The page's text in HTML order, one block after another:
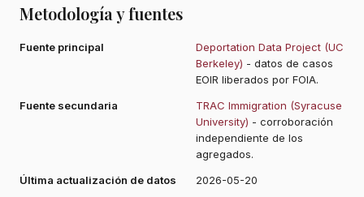
Metodología y fuentes
Fuente principal
Deportation Data Project (UC
Berkeley) - datos de casos
EOIR liberados por FOIA.
Fuente secundaria
TRAC Immigration (Syracuse
University) - corroboración
independiente de los
agregados.
Última actualización de datos
2026-05-20